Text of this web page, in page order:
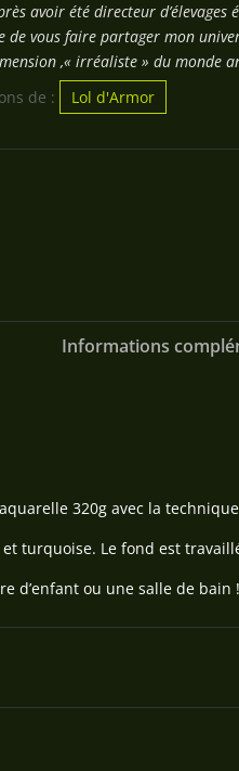
avoir été directeur
de vous faire partager mon
,« irréaliste » du monde
de :
Lol d'Armor
Informations
320g avec la
turquoise. Le fond est
d’enfant ou une salle de bain !